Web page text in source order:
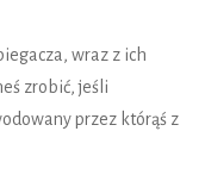
wraz z ich
zrobić, jeśli
przez którąś z